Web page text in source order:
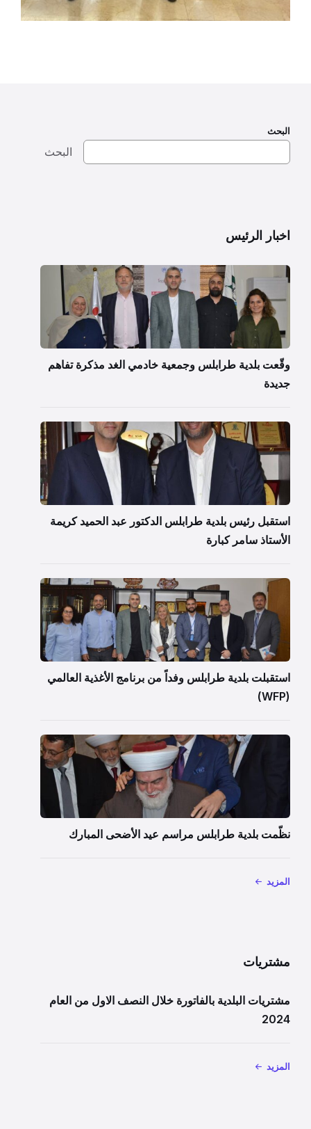
البحث
البحث
اخبار الرئيس
وقّعت بلدية طرابلس وجمعية خادمي الغد مذكرة تفاهم
جديدة
استقبل رئيس بلدية طرابلس الدكتور عبد الحميد كريمة
الأستاذ سامر كبارة
استقبلت بلدية طرابلس وفداً من برنامج الأغذية العالمي
(WFP)
نظّمت بلدية طرابلس مراسم عيد الأضحى المبارك
المزيد
مشتريات
مشتريات البلدية بالفاتورة خلال النصف الاول من العام
2024
المزيد